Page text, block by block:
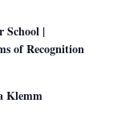
School |
of Recognition
Klemm